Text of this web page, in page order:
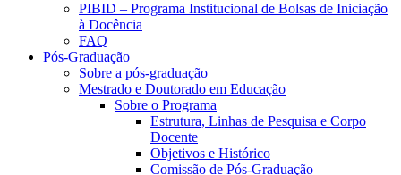
PIBID – Programa Institucional de Bolsas de Iniciação
à Docência
FAQ
Pós-Graduação
Sobre a pós-graduação
Mestrado e Doutorado em Educação
Sobre o Programa
Estrutura, Linhas de Pesquisa e Corpo
Docente
Objetivos e Histórico
Comissão de Pós-Graduação